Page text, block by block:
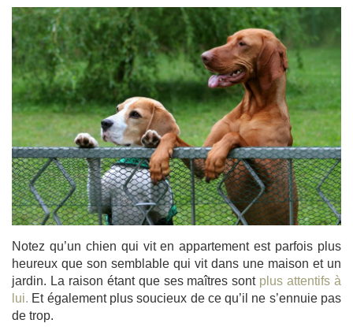
Notez qu’un chien qui vit en appartement est parfois plus
heureux que son semblable qui vit dans une maison et un
jardin. La raison étant que ses maîtres sont plus attentifs à
lui. Et également plus soucieux de ce qu’il ne s’ennuie pas
de trop.